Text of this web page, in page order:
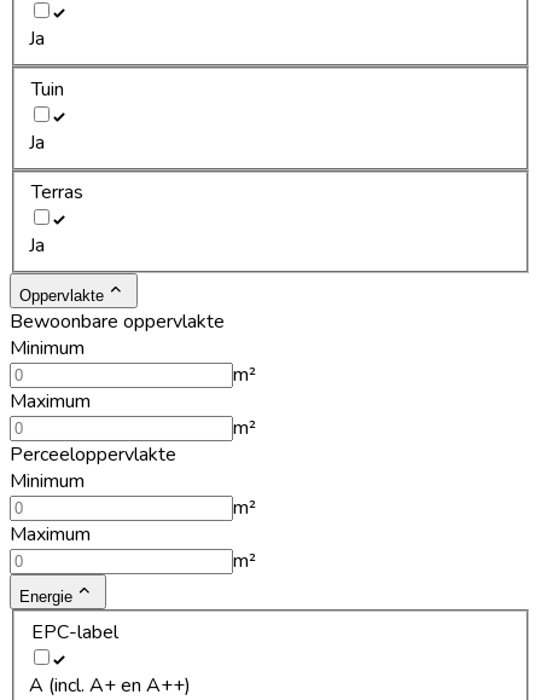
Ja
Tuin
Ja
Terras
Ja
Oppervlakte
Bewoonbare oppervlakte
Minimum
m²
Maximum
m²
Perceeloppervlakte
Minimum
m²
Maximum
m²
Energie
EPC-label
A (incl. A+ en A++)